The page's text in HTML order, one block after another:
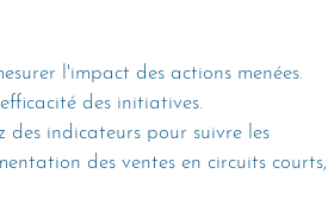
l'impact des actions menées.
des initiatives.
des indicateurs pour suivre les
des ventes en circuits courts,